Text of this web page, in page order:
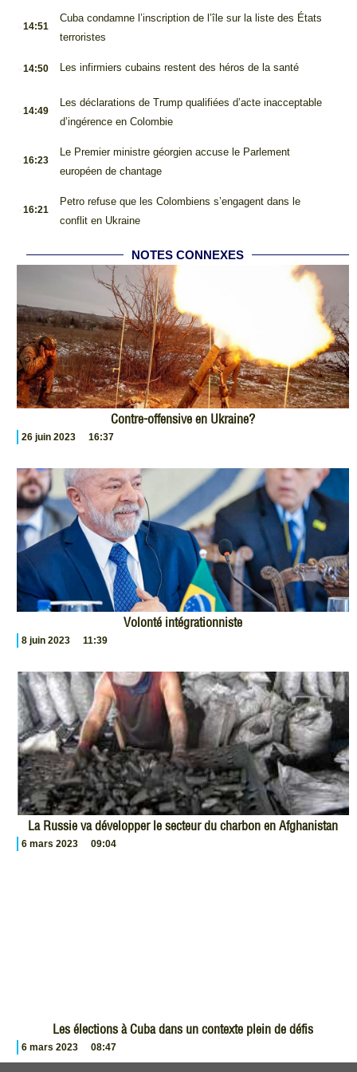
14:51
Cuba condamne l’inscription de l’île sur la liste des États
terroristes
14:50 Les infirmiers cubains restent des héros de la santé
14:49
Les déclarations de Trump qualifiées d’acte inacceptable
d’ingérence en Colombie
16:23
Le Premier ministre géorgien accuse le Parlement
européen de chantage
16:21
Petro refuse que les Colombiens s’engagent dans le
conflit en Ukraine
NOTES CONNEXES
Contre-offensive en Ukraine?
26 juin 2023 16:37
Volonté intégrationniste
8 juin 2023 11:39
La Russie va développer le secteur du charbon en Afghanistan
6 mars 2023 09:04
Les élections à Cuba dans un contexte plein de défis
6 mars 2023 08:47